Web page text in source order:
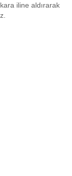
iline aldırarak